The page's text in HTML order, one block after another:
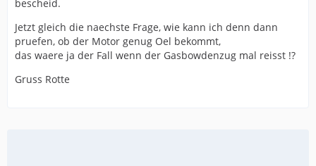
bescheid.
Jetzt gleich die naechste Frage, wie kann ich denn dann
pruefen, ob der Motor genug Oel bekommt,
das waere ja der Fall wenn der Gasbowdenzug mal reisst !?
Gruss Rotte